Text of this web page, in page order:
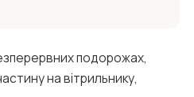
подорожах,
на вітрильнику,